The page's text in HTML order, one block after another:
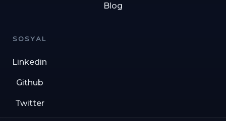
Blog
SOSYAL
Linkedin
Github
Twitter